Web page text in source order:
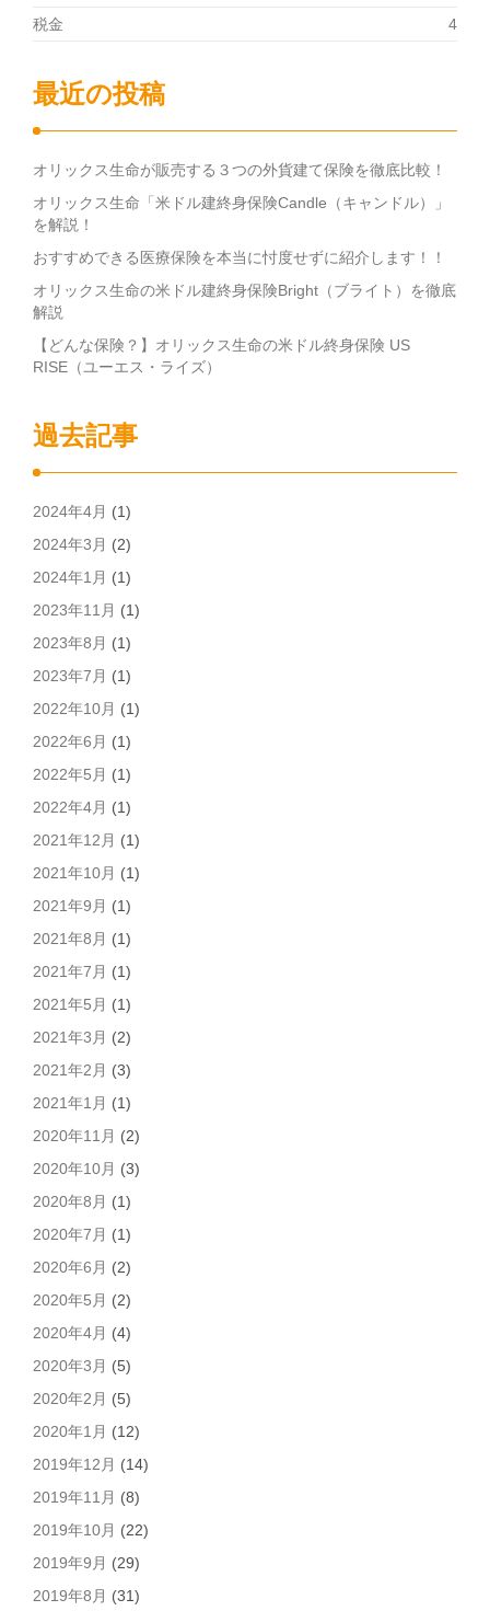
税金
4
最近の投稿
オリックス生命が販売する３つの外貨建て保険を徹底比較！
オリックス生命「米ドル建終身保険Candle（キャンドル）」
を解説！
おすすめできる医療保険を本当に忖度せずに紹介します！！
オリックス生命の米ドル建終身保険Bright（ブライト）を徹底
解説
【どんな保険？】オリックス生命の米ドル終身保険 US
RISE（ユーエス・ライズ）
過去記事
2024年4月 (1)
2024年3月 (2)
2024年1月 (1)
2023年11月 (1)
2023年8月 (1)
2023年7月 (1)
2022年10月 (1)
2022年6月 (1)
2022年5月 (1)
2022年4月 (1)
2021年12月 (1)
2021年10月 (1)
2021年9月 (1)
2021年8月 (1)
2021年7月 (1)
2021年5月 (1)
2021年3月 (2)
2021年2月 (3)
2021年1月 (1)
2020年11月 (2)
2020年10月 (3)
2020年8月 (1)
2020年7月 (1)
2020年6月 (2)
2020年5月 (2)
2020年4月 (4)
2020年3月 (5)
2020年2月 (5)
2020年1月 (12)
2019年12月 (14)
2019年11月 (8)
2019年10月 (22)
2019年9月 (29)
2019年8月 (31)